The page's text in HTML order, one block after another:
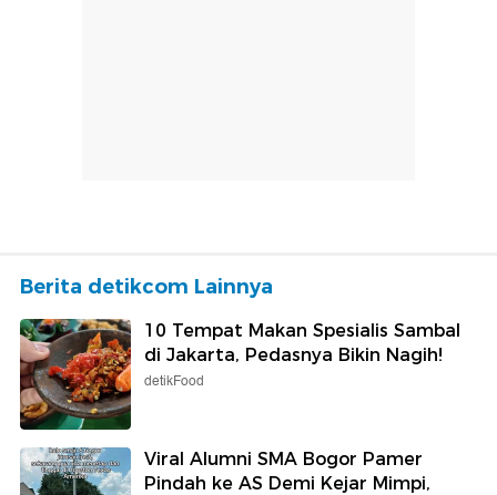
Berita detikcom Lainnya
10 Tempat Makan Spesialis Sambal
di Jakarta, Pedasnya Bikin Nagih!
detikFood
Viral Alumni SMA Bogor Pamer
Pindah ke AS Demi Kejar Mimpi,